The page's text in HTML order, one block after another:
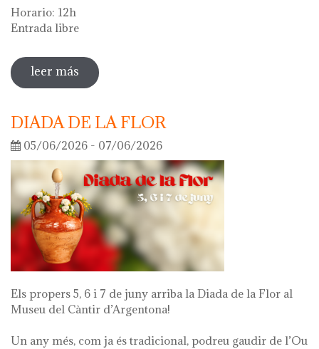
Horario: 12h
Entrada libre
leer más sobre visita guiada a la exposición 'lo
que queda de mí'
DIADA DE LA FLOR
05/06/2026 - 07/06/2026
Els propers 5, 6 i 7 de juny arriba la Diada de la Flor al
Museu del Càntir d’Argentona!
Un any més, com ja és tradicional, podreu gaudir de l’Ou